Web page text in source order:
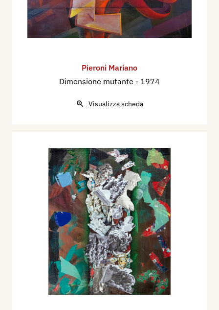
Pieroni Mariano
Dimensione mutante - 1974
Visualizza scheda